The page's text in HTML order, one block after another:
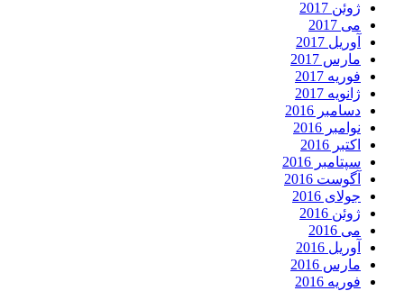
ژوئن 2017
می 2017
آوریل 2017
مارس 2017
فوریه 2017
ژانویه 2017
دسامبر 2016
نوامبر 2016
اکتبر 2016
سپتامبر 2016
آگوست 2016
جولای 2016
ژوئن 2016
می 2016
آوریل 2016
مارس 2016
فوریه 2016